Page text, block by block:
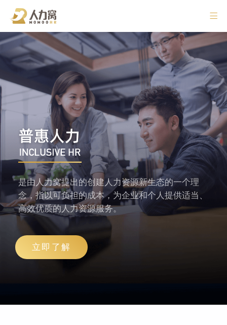
是由人力窝提出的创建人力资源新生态的一个理
念，指以可负担的成本，为企业和个人提供适当、
高效优质的人力资源服务。
立即了解